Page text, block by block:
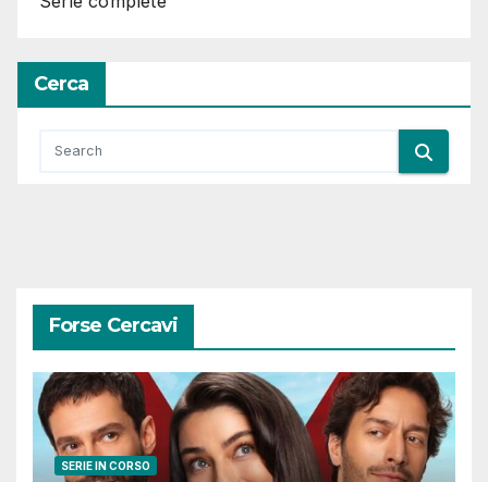
Cerca
Forse Cercavi
SERIE IN CORSO